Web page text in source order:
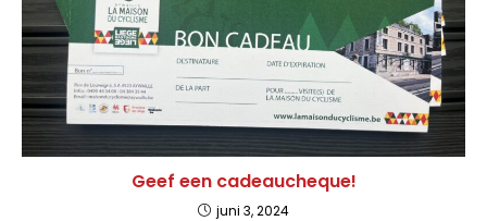
Geef een cadeaucheque!
juni 3, 2024